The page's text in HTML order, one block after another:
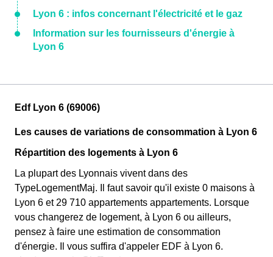
Lyon 6 : infos concernant l'électricité et le gaz
Information sur les fournisseurs d'énergie à
Lyon 6
Edf Lyon 6 (69006)
Les causes de variations de consommation à Lyon 6
Répartition des logements à Lyon 6
La plupart des Lyonnais vivent dans des
TypeLogementMaj. Il faut savoir qu'il existe 0 maisons à
Lyon 6 et 29 710 appartements appartements. Lorsque
vous changerez de logement, à Lyon 6 ou ailleurs,
pensez à faire une estimation de consommation
d'énergie. Il vous suffira d'appeler EDF à Lyon 6.